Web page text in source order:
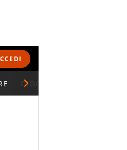
GIOCATORI SERIE A